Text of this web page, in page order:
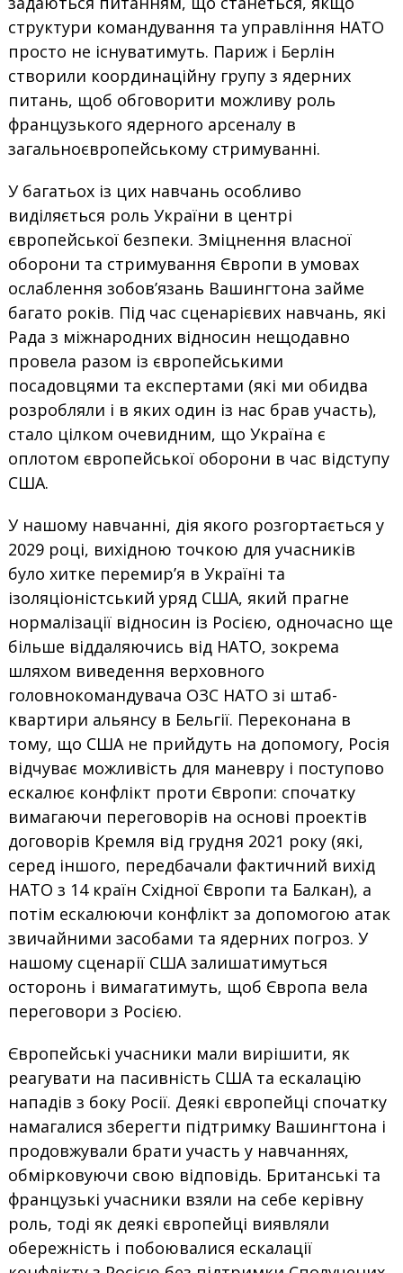
структури командування та управління НАТО
просто не існуватимуть. Париж і Берлін
створили координаційну групу з ядерних
питань, щоб обговорити можливу роль
французького ядерного арсеналу в
загальноєвропейському стримуванні.
У багатьох із цих навчань особливо
виділяється роль України в центрі
європейської безпеки. Зміцнення власної
оборони та стримування Європи в умовах
ослаблення зобов’язань Вашингтона займе
багато років. Під час сценарієвих навчань, які
Рада з міжнародних відносин нещодавно
провела разом із європейськими
посадовцями та експертами (які ми обидва
розробляли і в яких один із нас брав участь),
стало цілком очевидним, що Україна є
оплотом європейської оборони в час відступу
США.
У нашому навчанні, дія якого розгортається у
2029 році, вихідною точкою для учасників
було хитке перемир’я в Україні та
ізоляціоністський уряд США, який прагне
нормалізації відносин із Росією, одночасно ще
більше віддаляючись від НАТО, зокрема
шляхом виведення верховного
головнокомандувача ОЗС НАТО зі штаб-
квартири альянсу в Бельгії. Переконана в
тому, що США не прийдуть на допомогу, Росія
відчуває можливість для маневру і поступово
ескалює конфлікт проти Європи: спочатку
вимагаючи переговорів на основі проектів
договорів Кремля від грудня 2021 року (які,
серед іншого, передбачали фактичний вихід
НАТО з 14 країн Східної Європи та Балкан), а
потім ескалюючи конфлікт за допомогою атак
звичайними засобами та ядерних погроз. У
нашому сценарії США залишатимуться
осторонь і вимагатимуть, щоб Європа вела
переговори з Росією.
Європейські учасники мали вирішити, як
реагувати на пасивність США та ескалацію
нападів з боку Росії. Деякі європейці спочатку
намагалися зберегти підтримку Вашингтона і
продовжували брати участь у навчаннях,
обмірковуючи свою відповідь. Британські та
французькі учасники взяли на себе керівну
роль, тоді як деякі європейці виявляли
обережність і побоювалися ескалації